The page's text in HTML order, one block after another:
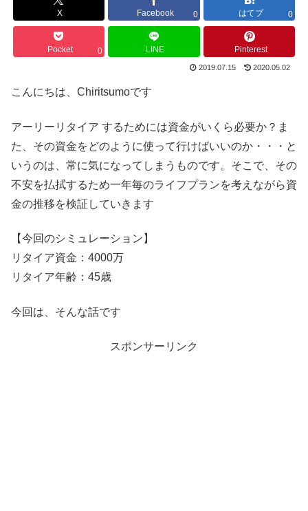
X Facebook 0 はてブ 0
Pocket 0 LINE Pinterest
2019.07.15 2020.05.02
こんにちは、Chiritsumoです
アーリーリタイア するためには資金がいくら必要か？ま
た、その資金をどのように使って行けばいいのか・・・と
いうのは、常に気になってしまうものです。そこで、その
不安を払拭するため一年毎のライフプランを考えながら資
金の推移を検証していきます
【今回のシミュレーション】
リタイア資金：4000万
リタイア年齢：45歳
今回は、そんな話です
スポンサーリンク